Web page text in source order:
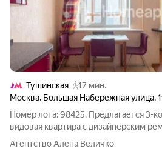
Тушинская
17 мин.
Москва, Большая Набережная улица,
Номер лота: 98425. Предлагается 3-
видовая квартира с дизайнерским
на 23 этаже 27-этажного
Агентство Алена Величко